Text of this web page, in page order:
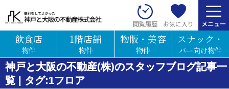
閲覧履歴 お気に入り
飲食店
物件
1階店舗
物件
物販・美容
物件
スナック・
バー向け物件
神戸と大阪の不動産(株)のスタッフブログ記事一
覧 | タグ:1フロア